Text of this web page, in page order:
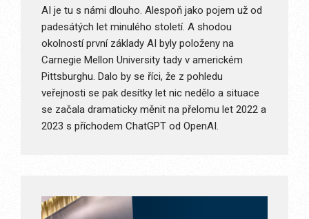
AI je tu s námi dlouho. Alespoň jako pojem už od
padesátých let minulého století. A shodou
okolností první základy AI byly položeny na
Carnegie Mellon University tady v americkém
Pittsburghu. Dalo by se říci, že z pohledu
veřejnosti se pak desítky let nic nedělo a situace
se začala dramaticky měnit na přelomu let 2022 a
2023 s příchodem ChatGPT od OpenAI.